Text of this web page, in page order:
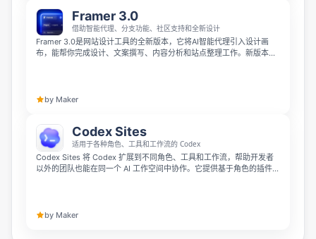
Framer 3.0
借助智能代理、分支功能、社区支持和全新设计
Framer 3.0是网站设计工具的全新版本，它将AI智能代理引入设计画
布，能帮你完成设计、文案撰写、内容分析和站点整理工作。新版本还
by Maker
Codex Sites
适用于各种角色、工具和工作流的 Codex
Codex Sites 将 Codex 扩展到不同角色、工具和工作流，帮助开发者
以外的团队也能在同一个 AI 工作空间中协作。它提供基于角色的插件、
by Maker